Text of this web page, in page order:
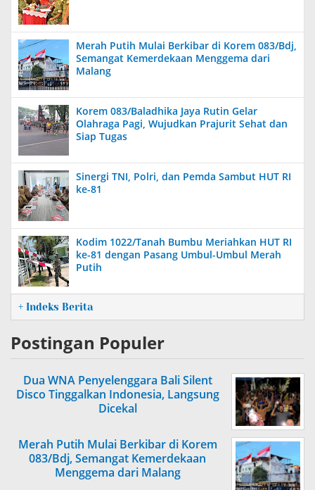
Merah Putih Mulai Berkibar di Korem 083/Bdj,
Semangat Kemerdekaan Menggema dari
Malang
Korem 083/Baladhika Jaya Rutin Gelar
Olahraga Pagi, Wujudkan Prajurit Sehat dan
Siap Tugas
Sinergi TNI, Polri, dan Pemda Sambut HUT RI
ke-81
Kodim 1022/Tanah Bumbu Meriahkan HUT RI
ke-81 dengan Pasang Umbul-Umbul Merah
Putih
+ Indeks Berita
Postingan Populer
Dua WNA Penyelenggara Bali Silent
Disco Tinggalkan Indonesia, Langsung
Dicekal
Merah Putih Mulai Berkibar di Korem
083/Bdj, Semangat Kemerdekaan
Menggema dari Malang